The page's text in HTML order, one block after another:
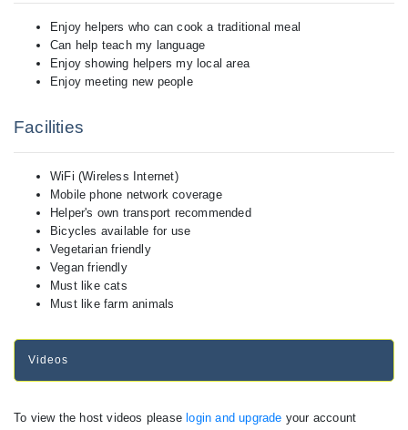
Enjoy helpers who can cook a traditional meal
Can help teach my language
Enjoy showing helpers my local area
Enjoy meeting new people
Facilities
WiFi (Wireless Internet)
Mobile phone network coverage
Helper's own transport recommended
Bicycles available for use
Vegetarian friendly
Vegan friendly
Must like cats
Must like farm animals
Videos
To view the host videos please login and upgrade your account